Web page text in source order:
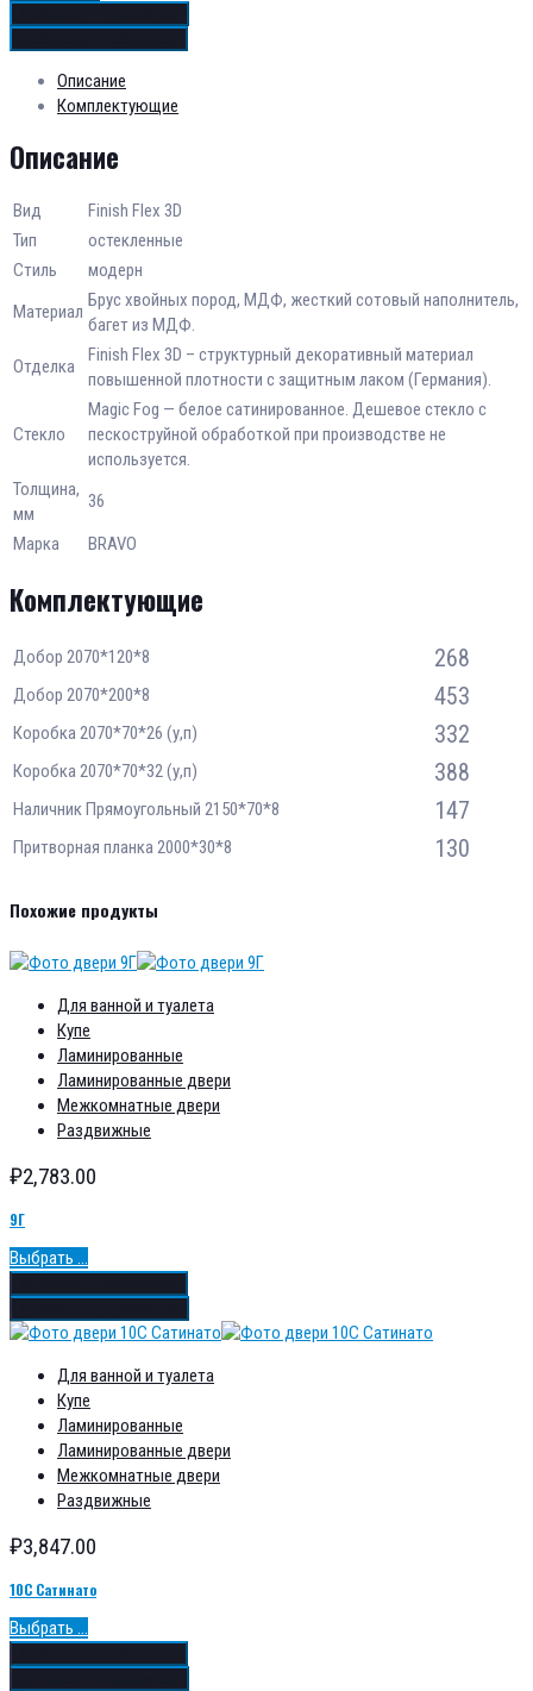
Описание
Комплектующие
Описание
Вид
Finish Flex 3D
Тип
остекленные
Стиль
модерн
Материал
Брус хвойных пород, МДФ, жесткий сотовый наполнитель,
багет из МДФ.
Отделка
Finish Flex 3D – структурный декоративный материал
повышенной плотности с защитным лаком (Германия).
Стекло
Magic Fog — белое сатинированное. Дешевое стекло с
пескоструйной обработкой при производстве не
используется.
Толщина,
мм
36
Марка
BRAVO
Комплектующие
Добор 2070*120*8 268
Добор 2070*200*8 453
Коробка 2070*70*26 (у,п) 332
Коробка 2070*70*32 (у,п) 388
Наличник Прямоугольный 2150*70*8 147
Притворная планка 2000*30*8 130
Похожие продукты
Для ванной и туалета
Купе
Ламинированные
Ламинированные двери
Межкомнатные двери
Раздвижные
₽2,783.00
9Г
Выбрать ...
Для ванной и туалета
Купе
Ламинированные
Ламинированные двери
Межкомнатные двери
Раздвижные
₽3,847.00
10С Сатинато
Выбрать ...